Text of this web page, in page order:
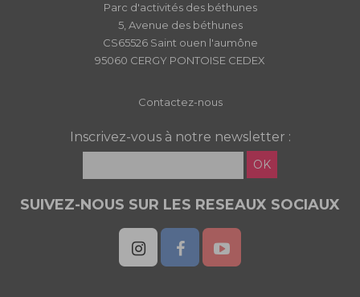
Parc d'activités des béthunes
5, Avenue des béthunes
CS65526 Saint ouen l'aumône
95060 CERGY PONTOISE CEDEX
Contactez-nous
Inscrivez-vous à notre newsletter :
OK
SUIVEZ-NOUS SUR LES RESEAUX SOCIAUX